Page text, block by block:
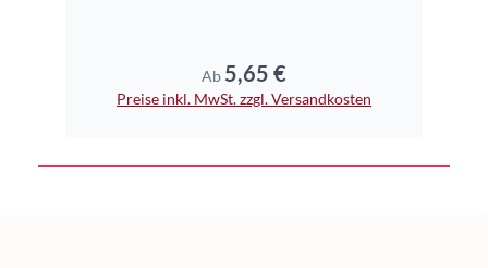
Regulärer Preis:
Ab 5,65 €
Preise inkl. MwSt. zzgl. Versandkosten